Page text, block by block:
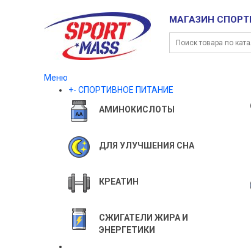
МАГАЗИН
Меню
+- СПОРТИВНОЕ ПИТАНИЕ
АМИНОКИСЛОТЫ
ДЛЯ УЛУЧШЕНИЯ СНА
КРЕАТИН
СЖИГАТЕЛИ ЖИРА И
ЭНЕРГЕТИКИ